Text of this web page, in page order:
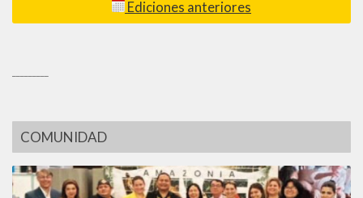
Ediciones anteriores
COMUNIDAD